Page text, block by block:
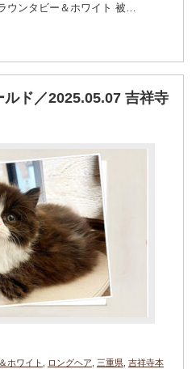
ンタビー＆ホワイト 被…
ド／2025.05.07 吉祥寺
ホワイト ロングヘア 三重県 吉祥寺本